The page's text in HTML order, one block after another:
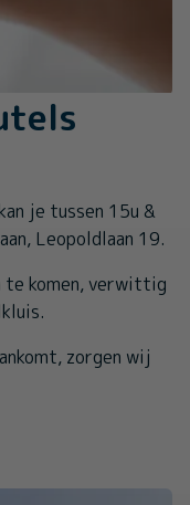
je tussen 15u &
Leopoldlaan 19.
te komen, verwittig
zorgen wij